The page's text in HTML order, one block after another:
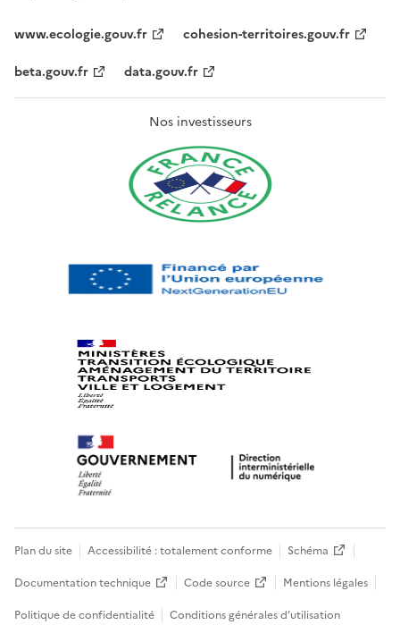
www.ecologie.gouv.fr
cohesion-territoires.gouv.fr
beta.gouv.fr
data.gouv.fr
Nos investisseurs
Plan du site Accessibilité : totalement conforme
Schéma
Documentation technique
Code source
Mentions légales
Politique de confidentialité
Conditions générales d’utilisation